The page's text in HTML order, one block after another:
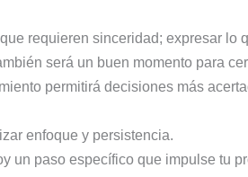
requieren sinceridad; expresar lo
será un buen momento para
permitirá decisiones más
enfoque y persistencia.
un paso específico que impulse tu